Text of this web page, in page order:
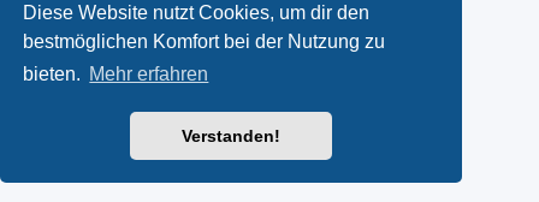
Diese Website nutzt Cookies, um dir den
bestmöglichen Komfort bei der Nutzung zu
bieten. Mehr erfahren
Verstanden!